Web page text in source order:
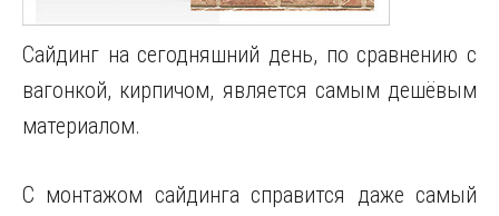
Сайдинг на сегодняшний день, по сравнению с
вагонкой, кирпичом, является самым дешёвым
материалом.
С монтажом сайдинга справится даже самый